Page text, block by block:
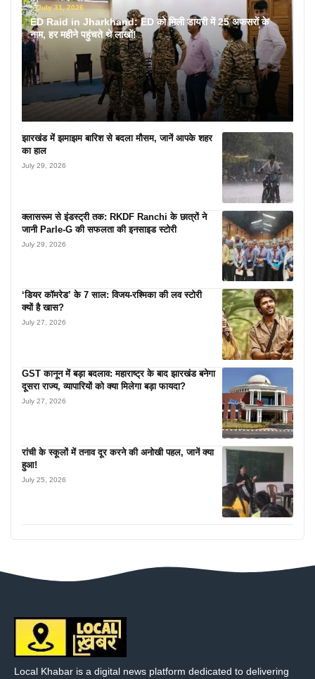
July 31, 2026
ED Raid in Jharkhand: ED को मिली डायरी में 25 अफसरों के
नाम, हर महीने पहुंचते थे लाखों!
झारखंड में झमाझम बारिश से बदला मौसम, जानें आपके शहर
का हाल
July 29, 2026
क्लासरूम से इंडस्ट्री तक: RKDF Ranchi के छात्रों ने
जानी Parle-G की सफलता की इनसाइड स्टोरी
July 29, 2026
‘डियर कॉमरेड’ के 7 साल: विजय-रश्मिका की लव स्टोरी
क्यों है खास?
July 27, 2026
GST कानून में बड़ा बदलाव: महाराष्ट्र के बाद झारखंड बनेगा
दूसरा राज्य, व्यापारियों को क्या मिलेगा बड़ा फायदा?
July 27, 2026
रांची के स्कूलों में तनाव दूर करने की अनोखी पहल, जानें क्या
हुआ!
July 25, 2026
Local Khabar is a digital news platform dedicated to delivering